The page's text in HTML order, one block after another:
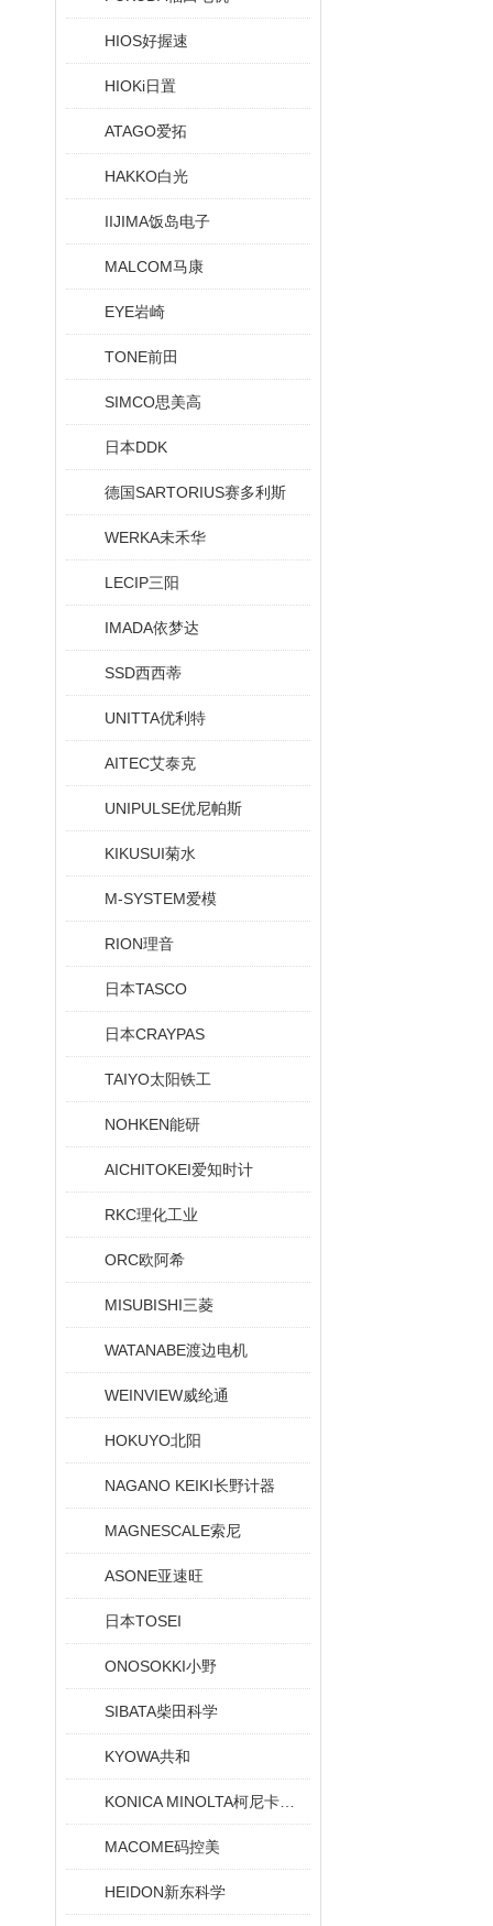
HIOS好握速
HIOKi日置
ATAGO爱拓
HAKKO白光
IIJIMA饭岛电子
MALCOM马康
EYE岩崎
TONE前田
SIMCO思美高
日本DDK
德国SARTORIUS赛多利斯
WERKA未禾华
LECIP三阳
IMADA依梦达
SSD西西蒂
UNITTA优利特
AITEC艾泰克
UNIPULSE优尼帕斯
KIKUSUI菊水
M-SYSTEM爱模
RION理音
日本TASCO
日本CRAYPAS
TAIYO太阳铁工
NOHKEN能研
AICHITOKEI爱知时计
RKC理化工业
ORC欧阿希
MISUBISHI三菱
WATANABE渡边电机
WEINVIEW威纶通
HOKUYO北阳
NAGANO KEIKI长野计器
MAGNESCALE索尼
ASONE亚速旺
日本TOSEI
ONOSOKKI小野
SIBATA柴田科学
KYOWA共和
MACOME码控美
HEIDON新东科学